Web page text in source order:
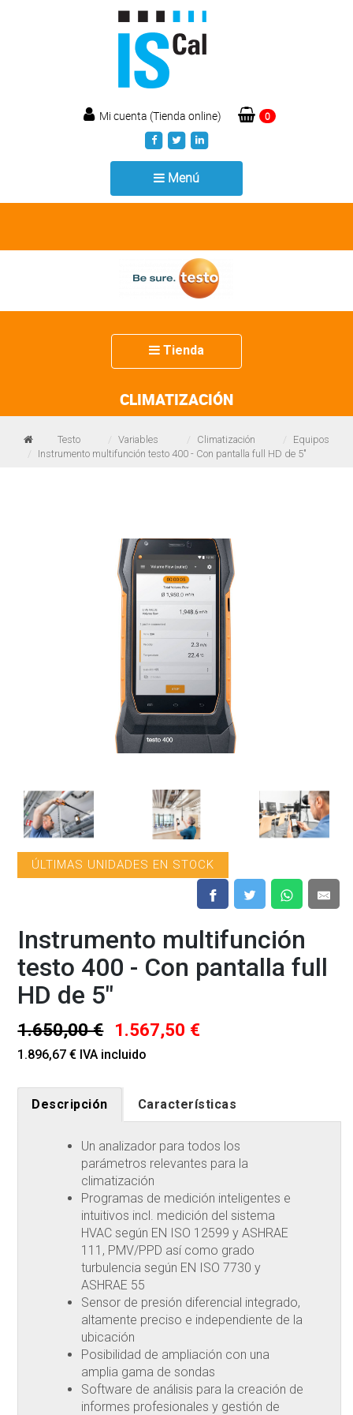
Mi cuenta (Tienda online) 0
Menú
navigation
Tienda
navigation
CLIMATIZACIÓN
Testo Variables Climatización
Equipos
Instrumento multifunción testo 400 - Con pantalla full HD de 5"
ÚLTIMAS UNIDADES EN STOCK
Instrumento multifunción
testo 400 - Con pantalla full
HD de 5"
1.650,00 € 1.567,50 €
1.896,67 € IVA incluido
Descripción Características
Un analizador para todos los
parámetros relevantes para la
climatización
Programas de medición inteligentes e
intuitivos incl. medición del sistema
HVAC según EN ISO 12599 y ASHRAE
111, PMV/PPD así como grado
turbulencia según EN ISO 7730 y
ASHRAE 55
Sensor de presión diferencial integrado,
altamente preciso e independiente de la
ubicación
Posibilidad de ampliación con una
amplia gama de sondas
Software de análisis para la creación de
informes profesionales y gestión de